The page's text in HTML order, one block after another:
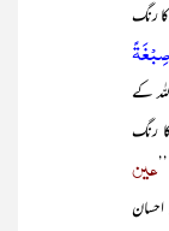
رنگ
کے
رنگ
عین